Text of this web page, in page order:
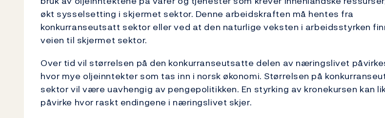
økt sysselsetting i skjermet sektor. Denne arbeidskraften må hentes fra
konkurranseutsatt sektor eller ved at den naturlige veksten i arbeidsstyrken
veien til skjermet sektor.
Over tid vil størrelsen på den konkurranseutsatte delen av næringslivet
hvor mye oljeinntekter som tas inn i norsk økonomi. Størrelsen på
sektor vil være uavhengig av pengepolitikken. En styrking av kronekursen kan
påvirke hvor raskt endingene i næringslivet skjer.